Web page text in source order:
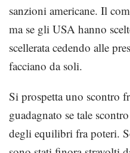
sanzioni americane. Il
ma se gli USA hanno
scellerata cedendo alle
facciano da soli.
Si prospetta uno scontro
guadagnato se tale
degli equilibri fra poteri.